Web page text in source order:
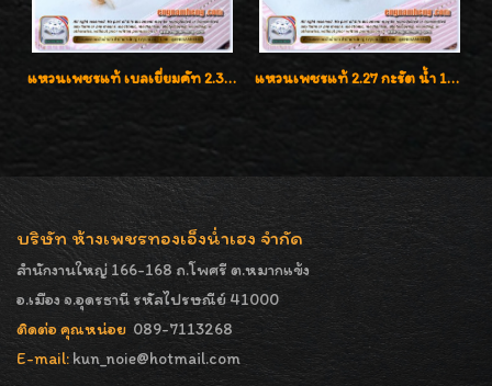
แหวนเพชรแท้ เบลเยี่ยมคัท 2.39 กะรัต น้ำ 98 F-Color/VVS ดีไซน์หน้ากว้างหรูเต็มนิ้ว แหวนเพชรแท้ 2.27 กะรัต น้ำ 100% เบลเยี่ยมคัท ลวดลายดอกกุหลาบหรู
บริษัท ห้างเพชรทองเอ็งน่ำเฮง จำกัด
สำนักงานใหญ่ 166-168 ถ.โพศรี ต.หมากแข้ง
อ.เมือง จ.อุดรธานี รหัสไปรษณีย์ 41000
ติดต่อ คุณหน่อย 089-7113268
E-mail: kun_noie@hotmail.com